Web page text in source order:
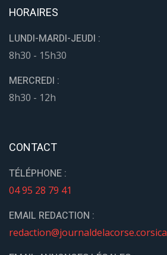
HORAIRES
LUNDI-MARDI-JEUDI :
8h30 - 15h30
MERCREDI :
8h30 - 12h
CONTACT
TÉLÉPHONE :
04 95 28 79 41
EMAIL REDACTION :
redaction@journaldelacorse.corsica